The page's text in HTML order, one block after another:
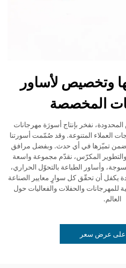
وتخصيص لأساور
المخصصة
نفخر بإنتاج أسورَة مهرجانات
العملاء المتنوعة. وقد صُمّمت أسورتنا
يضمن تميّزها في أي حدث. وبفضل مرافق
والتطوير المكرّس، نقدّم مجموعة واسعة
وأساور الطباعة بالتحوّل الحراري،
يكفل أن تحقّق كل سوارٍ معايير الصناعة
للمهرجانات والحفلات والفعاليات حول
العالم.
عرض سعر